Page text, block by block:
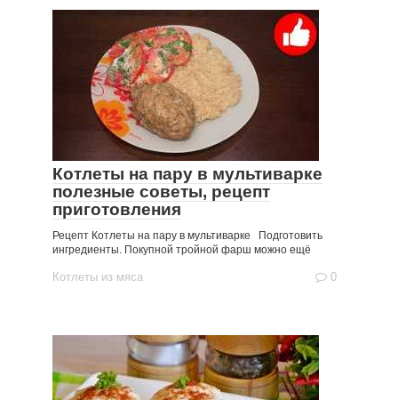
Котлеты на пару в мультиварке
полезные советы, рецепт
приготовления
Рецепт Котлеты на пару в мультиварке Подготовить
ингредиенты. Покупной тройной фарш можно ещё
Котлеты из мяса 0